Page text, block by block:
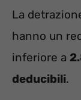
La
hanno un
inferiore a
deducibili.